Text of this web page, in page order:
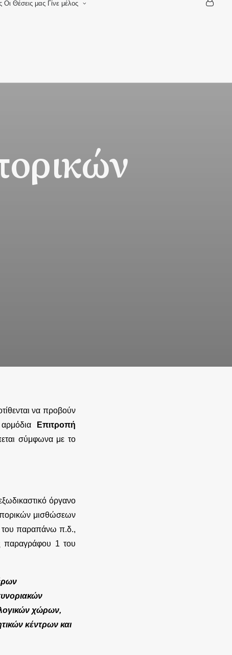
Οι Θέσεις μας Γίνε μέλος
να προβούν
Επιτροπή
σύμφωνα με το
όργανο
μισθώσεων
του παραπάνω π.δ.,
παραγράφου 1 του
χώρων,
κέντρων και